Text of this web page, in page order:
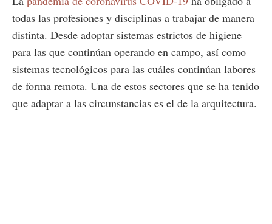
todas las profesiones y disciplinas a trabajar de manera
distinta. Desde adoptar sistemas estrictos de higiene
para las que continúan operando en campo, así como
sistemas tecnológicos para las cuáles continúan labores
de forma remota. Una de estos sectores que se ha tenido
que adaptar a las circunstancias es el de la arquitectura.